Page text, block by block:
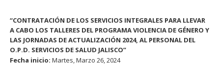
“CONTRATACIÓN DE LOS SERVICIOS INTEGRALES PARA LLEVAR
A CABO LOS TALLERES DEL PROGRAMA VIOLENCIA DE GÉNERO Y
LAS JORNADAS DE ACTUALIZACIÓN 2024, AL PERSONAL DEL
O.P.D. SERVICIOS DE SALUD JALISCO”
Fecha inicio: Martes, Marzo 26, 2024